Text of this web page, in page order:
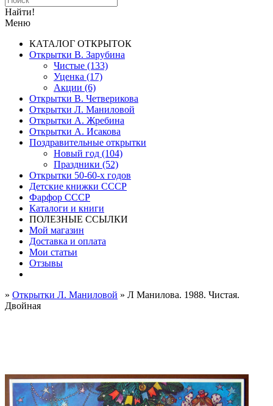
Найти!
Меню
КАТАЛОГ ОТКРЫТОК
Открытки В. Зарубина
Чистые (133)
Уценка (17)
Акции (6)
Открытки В. Четверикова
Открытки Л. Маниловой
Открытки А. Жребина
Открытки А. Исакова
Поздравительные открытки
Новый год (104)
Праздники (52)
Открытки 50-60-х годов
Детские книжки СССР
Фарфор СССР
Каталоги и книги
ПОЛЕЗНЫЕ ССЫЛКИ
Мой магазин
Доставка и оплата
Мои статьи
Отзывы
» Открытки Л. Маниловой » Л Манилова. 1988. Чистая.
Двойная